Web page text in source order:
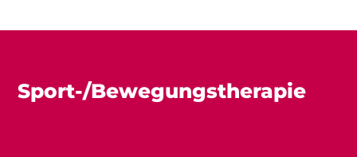
Sport-/Bewegungstherapie